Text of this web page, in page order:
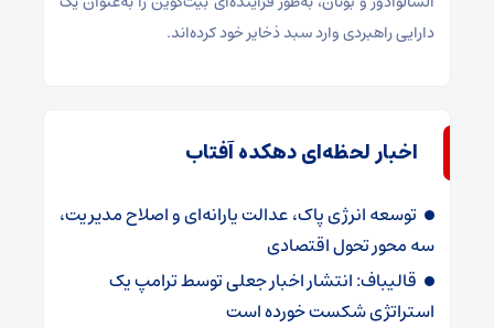
دارایی راهبردی وارد سبد ذخایر خود کرده‌اند.
اخبار لحظه‌ای دهکده آفتاب
توسعه انرژی پاک، عدالت یارانه‌ای و اصلاح مدیریت،
سه محور تحول اقتصادی
قالیباف: انتشار اخبار جعلی توسط ترامپ یک
استراتژی شکست خورده است